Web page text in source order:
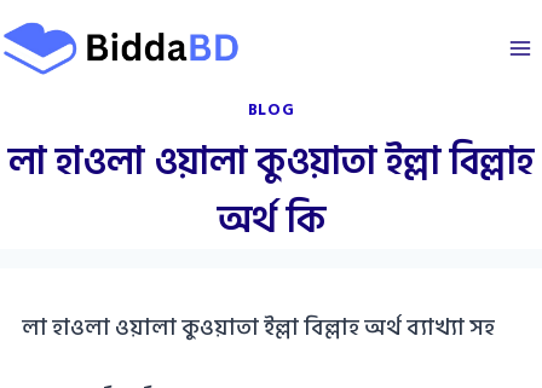
Skip
to
BLOG
লা হাওলা ওয়ালা কুওয়াতা ইল্লা বিল্লাহ
অর্থ কি
লা হাওলা ওয়ালা কুওয়াতা ইল্লা বিল্লাহ অর্থ ব্যাখ্যা সহ